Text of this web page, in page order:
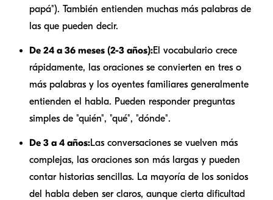
papá"). También entienden muchas más palabras de
las que pueden decir.
De 24 a 36 meses (2-3 años):El vocabulario crece
rápidamente, las oraciones se convierten en tres o
más palabras y los oyentes familiares generalmente
entienden el habla. Pueden responder preguntas
simples de "quién", "qué", "dónde".
De 3 a 4 años:Las conversaciones se vuelven más
complejas, las oraciones son más largas y pueden
contar historias sencillas. La mayoría de los sonidos
del habla deben ser claros, aunque cierta dificultad